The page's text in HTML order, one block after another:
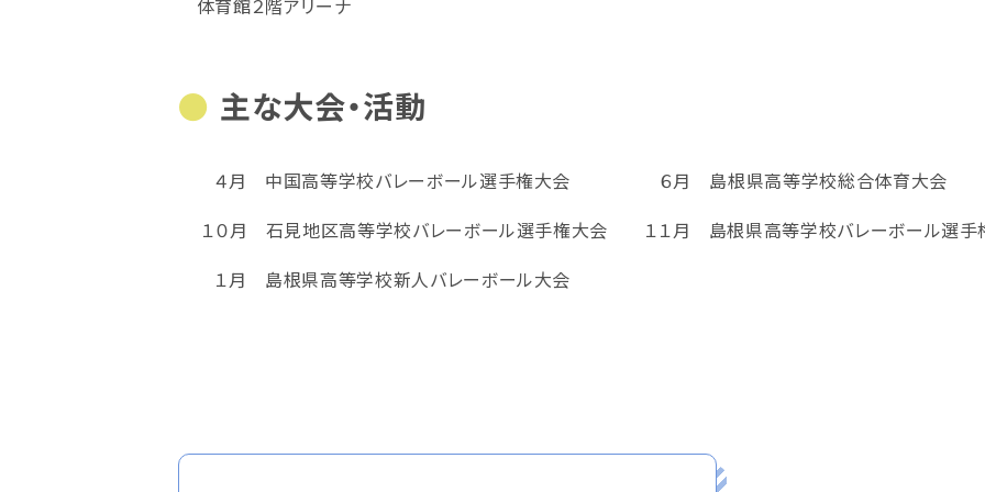
体育館２階アリーナ
主な大会・活動
４月 中国高等学校バレーボール選手権大会 ６月 島根県高等学校総合体育大会
１０月 石見地区高等学校バレーボール選手権大会 １１月 島根県高等学校バレーボール選手
１月 島根県高等学校新人バレーボール大会